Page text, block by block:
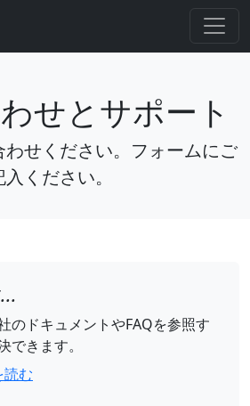
せとサポート
せください。フォームにご
入ください。
のドキュメントやFAQを参照す
できます。
読む